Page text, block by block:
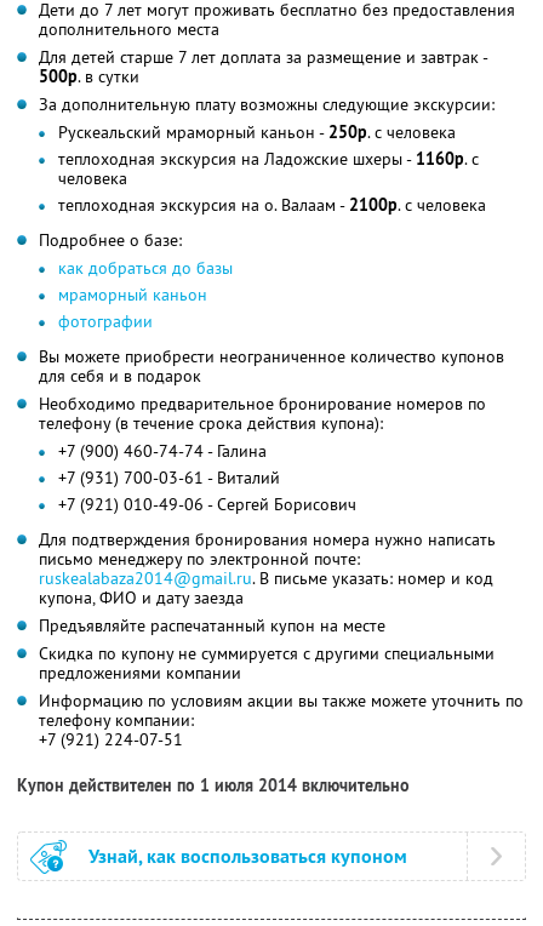
Дети до 7 лет могут проживать бесплатно без предоставления
дополнительного места
Для детей старше 7 лет доплата за размещение и завтрак -
500р. в сутки
За дополнительную плату возможны следующие экскурсии:
Рускеальский мраморный каньон - 250р. с человека
теплоходная экскурсия на Ладожские шхеры - 1160р. с
человека
теплоходная экскурсия на о. Валаам - 2100р. с человека
Подробнее о базе:
как добраться до базы
мраморный каньон
фотографии
Вы можете приобрести неограниченное количество купонов
для себя и в подарок
Необходимо предварительное бронирование номеров по
телефону (в течение срока действия купона):
+7 (900) 460-74-74 - Галина
+7 (931) 700-03-61 - Виталий
+7 (921) 010-49-06 - Сергей Борисович
Для подтверждения бронирования номера нужно написать
письмо менеджеру по электронной почте:
ruskealabaza2014@gmail.ru. В письме указать: номер и код
купона, ФИО и дату заезда
Предъявляйте распечатанный купон на месте
Скидка по купону не суммируется с другими специальными
предложениями компании
Информацию по условиям акции вы также можете уточнить по
телефону компании:
+7 (921) 224-07-51
Купон действителен по 1 июля 2014 включительно
Узнай, как воспользоваться купоном